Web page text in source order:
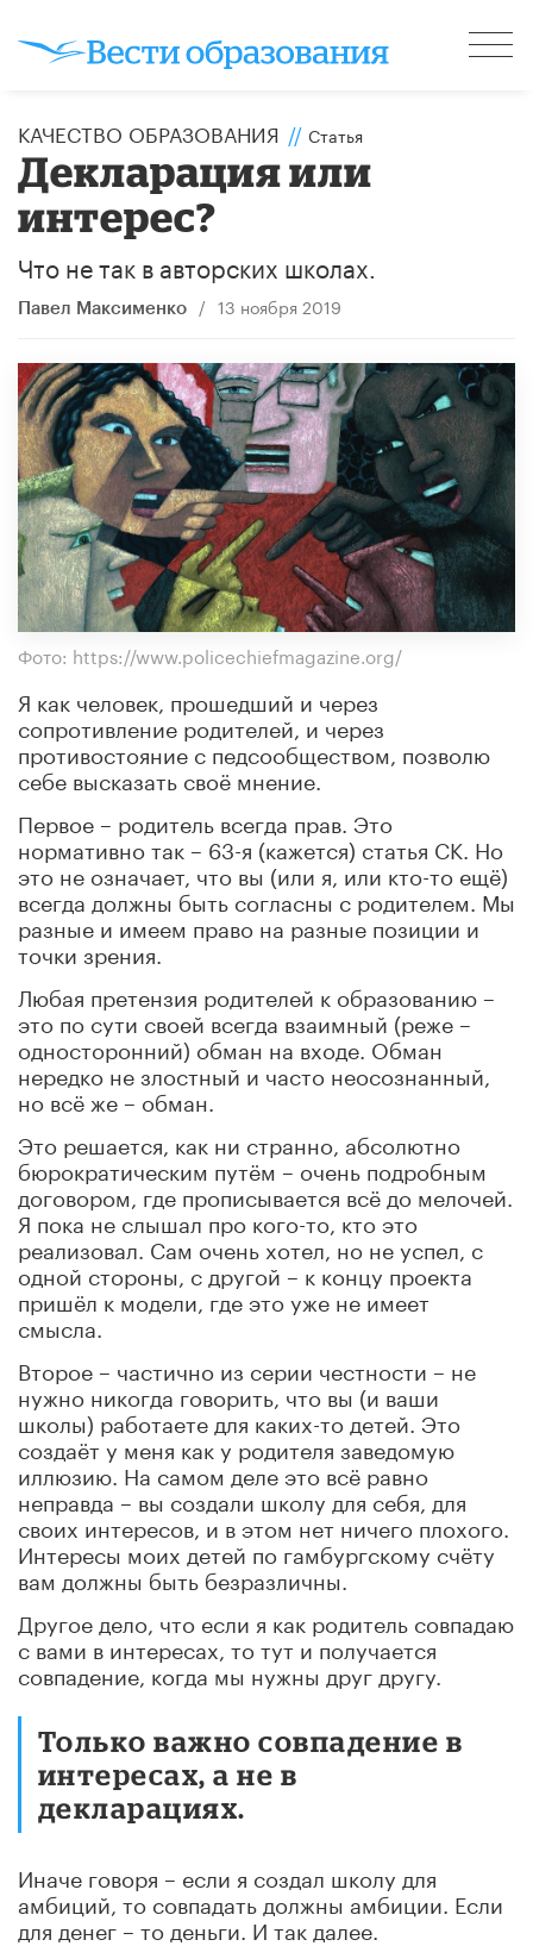
КАЧЕСТВО ОБРАЗОВАНИЯ // Статья
Декларация или
интерес?
Что не так в авторских школах.
Павел Максименко / 13 ноября 2019
Фото: https://www.policechiefmagazine.org/
Я как человек, прошедший и через
сопротивление родителей, и через
противостояние с педсообществом, позволю
себе высказать своё мнение.
Первое – родитель всегда прав. Это
нормативно так – 63-я (кажется) статья СК. Но
это не означает, что вы (или я, или кто-то ещё)
всегда должны быть согласны с родителем. Мы
разные и имеем право на разные позиции и
точки зрения.
Любая претензия родителей к образованию –
это по сути своей всегда взаимный (реже –
односторонний) обман на входе. Обман
нередко не злостный и часто неосознанный,
но всё же – обман.
Это решается, как ни странно, абсолютно
бюрократическим путём – очень подробным
договором, где прописывается всё до мелочей.
Я пока не слышал про кого-то, кто это
реализовал. Сам очень хотел, но не успел, с
одной стороны, с другой – к концу проекта
пришёл к модели, где это уже не имеет
смысла.
Второе – частично из серии честности – не
нужно никогда говорить, что вы (и ваши
школы) работаете для каких-то детей. Это
создаёт у меня как у родителя заведомую
иллюзию. На самом деле это всё равно
неправда – вы создали школу для себя, для
своих интересов, и в этом нет ничего плохого.
Интересы моих детей по гамбургскому счёту
вам должны быть безразличны.
Другое дело, что если я как родитель совпадаю
с вами в интересах, то тут и получается
совпадение, когда мы нужны друг другу.
Только важно совпадение в
интересах, а не в
декларациях.
Иначе говоря – если я создал школу для
амбиций, то совпадать должны амбиции. Если
для денег – то деньги. И так далее.